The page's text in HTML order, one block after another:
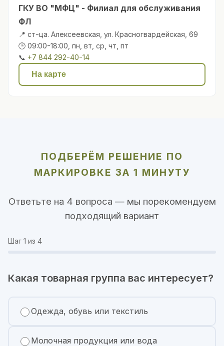
ГКУ ВО "МФЦ" - Филиал для обслуживания
ФЛ
📍 ст-ца. Алексеевская, ул. Красногвардейская, 69
🕒 09:00-18:00, пн, вт, ср, чт, пт
📞 +7 844 292-40-14
На карте
ПОДБЕРЁМ РЕШЕНИЕ ПО
МАРКИРОВКЕ ЗА 1 МИНУТУ
Ответьте на 4 вопроса — мы порекомендуем
подходящий вариант
Шаг 1 из 4
Какая товарная группа вас интересует?
Одежда, обувь или текстиль
Молочная продукция или вода